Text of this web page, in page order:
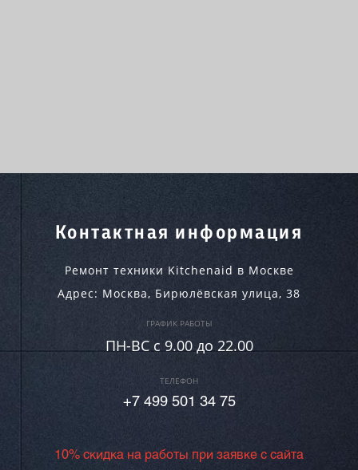
Контактная информация
Ремонт техники Kitchenaid в Москве
Адрес: Москва, Бирюлёвская улица, 38
ГРАФИК РАБОТЫ
ПН-ВC c 9.00 до 22.00
ТЕЛЕФОН
+7 499 501 34 75
10% скидка на работы при заявке с сайта